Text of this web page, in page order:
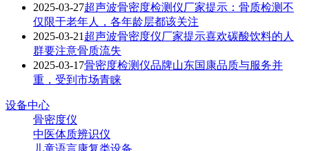
2025-03-27超声波骨密度检测仪厂家提示：骨质检测不
仅限于老年人，各年龄层都该关注
2025-03-21 超声波骨密度仪厂家提示喜欢碳酸饮料的人
群要注意骨质流失
2025-03-17骨密度检测仪品牌山东国康品质与服务并
重，受到市场青睐
设备中心
骨密度仪
中医体质辨识仪
儿童语言康复类设备